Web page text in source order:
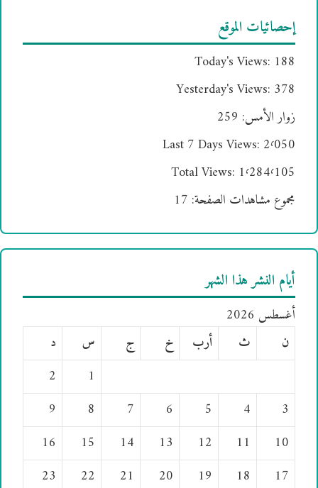
إحصائيات الموقع
Today's Views: 188
Yesterday's Views: 378
زوار الأمس: 259
Last 7 Days Views: 2٬050
Total Views: 1٬284٬105
مجموع مشاهدات الصفحة: 17
أيام النشر هذا الشهر
أغسطس 2026
ن
ث أرب خ ج س
د
1
2
3
4
5
6
7
8
9
10
11
12
13
14
15
16
17
18
19
20
21
22
23